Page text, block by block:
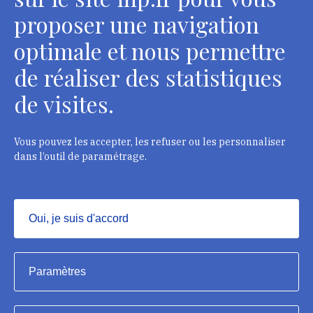
Contacts
Département des restaurateurs
124 rue Henri Barbusse - 93300 Aubervilliers
Contacts
Institut national du patrimoine, 2023
Mentions légales
proposer une navigation
optimale et nous permettre
de réaliser des statistiques
de visites.
Vous pouvez les accepter, les refuser ou les personnaliser
dans l’outil de paramétrage.
Oui, je suis d'accord
Masquer
Paramètres